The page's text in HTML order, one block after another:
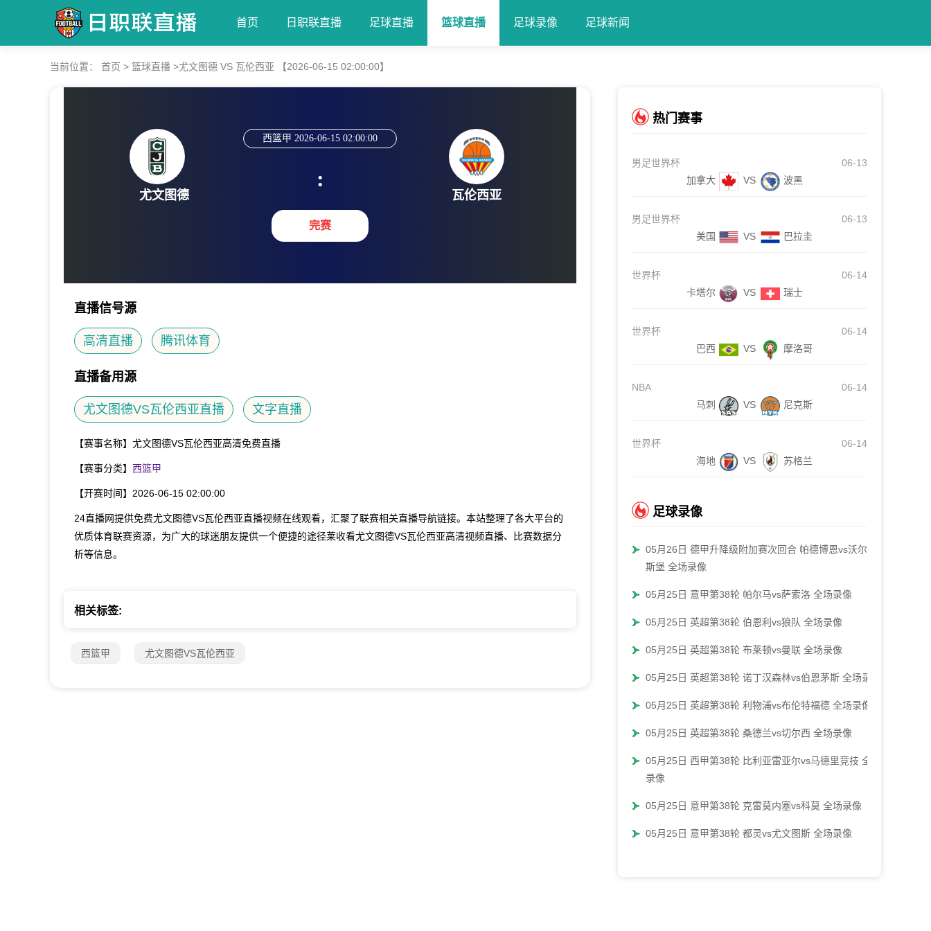
首页 日职联直播 足球直播 篮球直播 足球录像 足球新闻
当前位置： 首页 > 篮球直播 >尤文图德 VS 瓦伦西亚 【2026-06-15 02:00:00】
尤文图德
西篮甲 2026-06-15 02:00:00
:
完赛
瓦伦西亚
直播信号源
高清直播 腾讯体育
直播备用源
尤文图德VS瓦伦西亚直播 文字直播
【赛事名称】 尤文图德VS瓦伦西亚高清免费直播
【赛事分类】 西篮甲
【开赛时间】 2026-06-15 02:00:00
24直播网提供免费尤文图德VS瓦伦西亚直播视频在线观看，汇聚了联赛相关直播导航链接。本站整理了各大平台的
优质体育联赛资源，为广大的球迷朋友提供一个便捷的途径莱收看尤文图德VS瓦伦西亚高清视频直播、比赛数据分
析等信息。
相关标签:
西篮甲 尤文图德VS瓦伦西亚
热门赛事
男足世界杯
06-13
加拿大
VS 波黑
男足世界杯
06-13
美国
VS 巴拉圭
世界杯
06-14
卡塔尔
VS 瑞士
世界杯
06-14
巴西
VS 摩洛哥
NBA
06-14
马刺
VS 尼克斯
世界杯
06-14
海地
VS 苏格兰
足球录像
05月26日 德甲升降级附加赛次回合 帕德博恩vs沃尔夫
斯堡 全场录像
05月25日 意甲第38轮 帕尔马vs萨索洛 全场录像
05月25日 英超第38轮 伯恩利vs狼队 全场录像
05月25日 英超第38轮 布莱顿vs曼联 全场录像
05月25日 英超第38轮 诺丁汉森林vs伯恩茅斯 全场录像
05月25日 英超第38轮 利物浦vs布伦特福德 全场录像
05月25日 英超第38轮 桑德兰vs切尔西 全场录像
05月25日 西甲第38轮 比利亚雷亚尔vs马德里竞技 全场
录像
05月25日 意甲第38轮 克雷莫内塞vs科莫 全场录像
05月25日 意甲第38轮 都灵vs尤文图斯 全场录像